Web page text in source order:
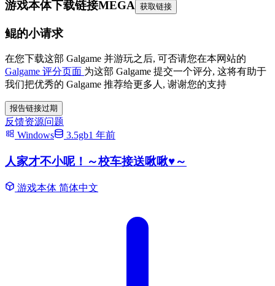
游戏本体下载链接MEGA 获取链接
鲲的小请求
在您下载这部 Galgame 并游玩之后, 可否请您在本网站的
Galgame 评分页面 为这部 Galgame 提交一个评分, 这将有助于
我们把优秀的 Galgame 推荐给更多人, 谢谢您的支持
报告链接过期
反馈资源问题
Windows
3.5gb1 年前
人家才不小呢！～校车接送啾啾♥～
游戏本体 简体中文